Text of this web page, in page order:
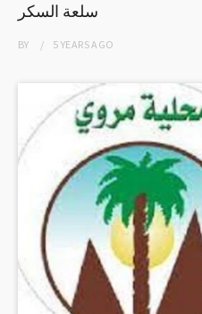
سلعة السكر
BY 5 YEARSAGO